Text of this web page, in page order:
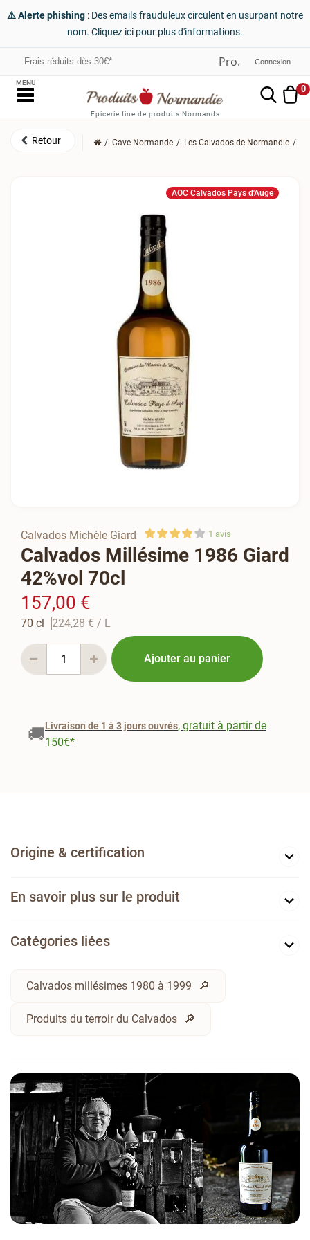
⚠️ Alerte phishing : Des emails frauduleux circulent en usurpant notre
nom. Cliquez ici pour plus d'informations.
Frais réduits dès 30€* Connexion
Epicerie fine de produits Normands
0
MENU
Cave Normande Les Calvados de Normandie
AOC Calvados Pays d'Auge
Calvados Michèle Giard 1 avis
Calvados Millésime 1986 Giard
42%vol 70cl
157,00 €
70 cl 224,28 € / L
Ajouter au panier
🚚Livraison de 1 à 3 jours ouvrés, gratuit à partir de
150€*
Origine & certification
En savoir plus sur le produit
Catégories liées
Calvados millésimes 1980 à 1999
Produits du terroir du Calvados